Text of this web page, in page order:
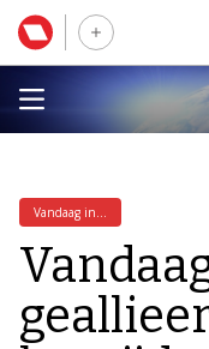
Vandaag in...